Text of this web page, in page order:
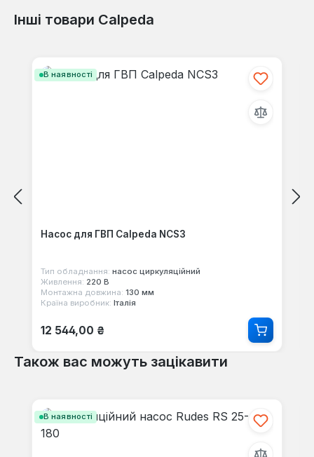
Відгуків не знайдено. Поділіться
Інші товари Calpeda
В наявності
Насос для ГВП Calpeda NCS3
Тип обладнання: насос циркуляційний
Живлення: 220 В
Монтажна довжина: 130 мм
Країна виробник: Італія
Звичайна ціна:
12 544,00 ₴
Також вас можуть зацікавити
В наявності